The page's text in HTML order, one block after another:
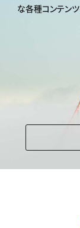
な各種コンテンツ